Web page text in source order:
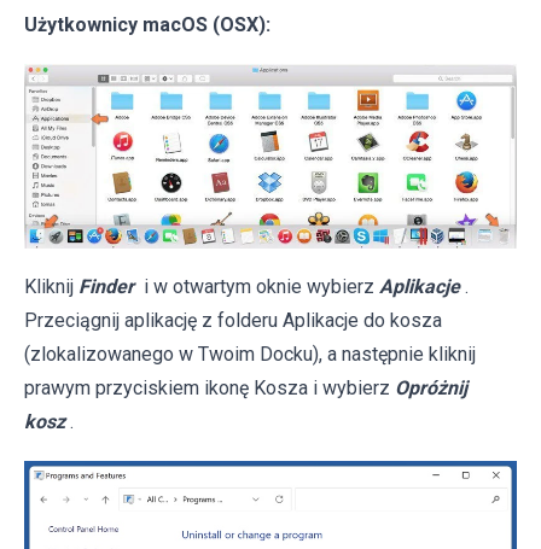
Użytkownicy macOS (OSX):
Kliknij Finder i w otwartym oknie wybierz Aplikacje .
Przeciągnij aplikację z folderu Aplikacje do kosza
(zlokalizowanego w Twoim Docku), a następnie kliknij
prawym przyciskiem ikonę Kosza i wybierz Opróżnij
kosz .